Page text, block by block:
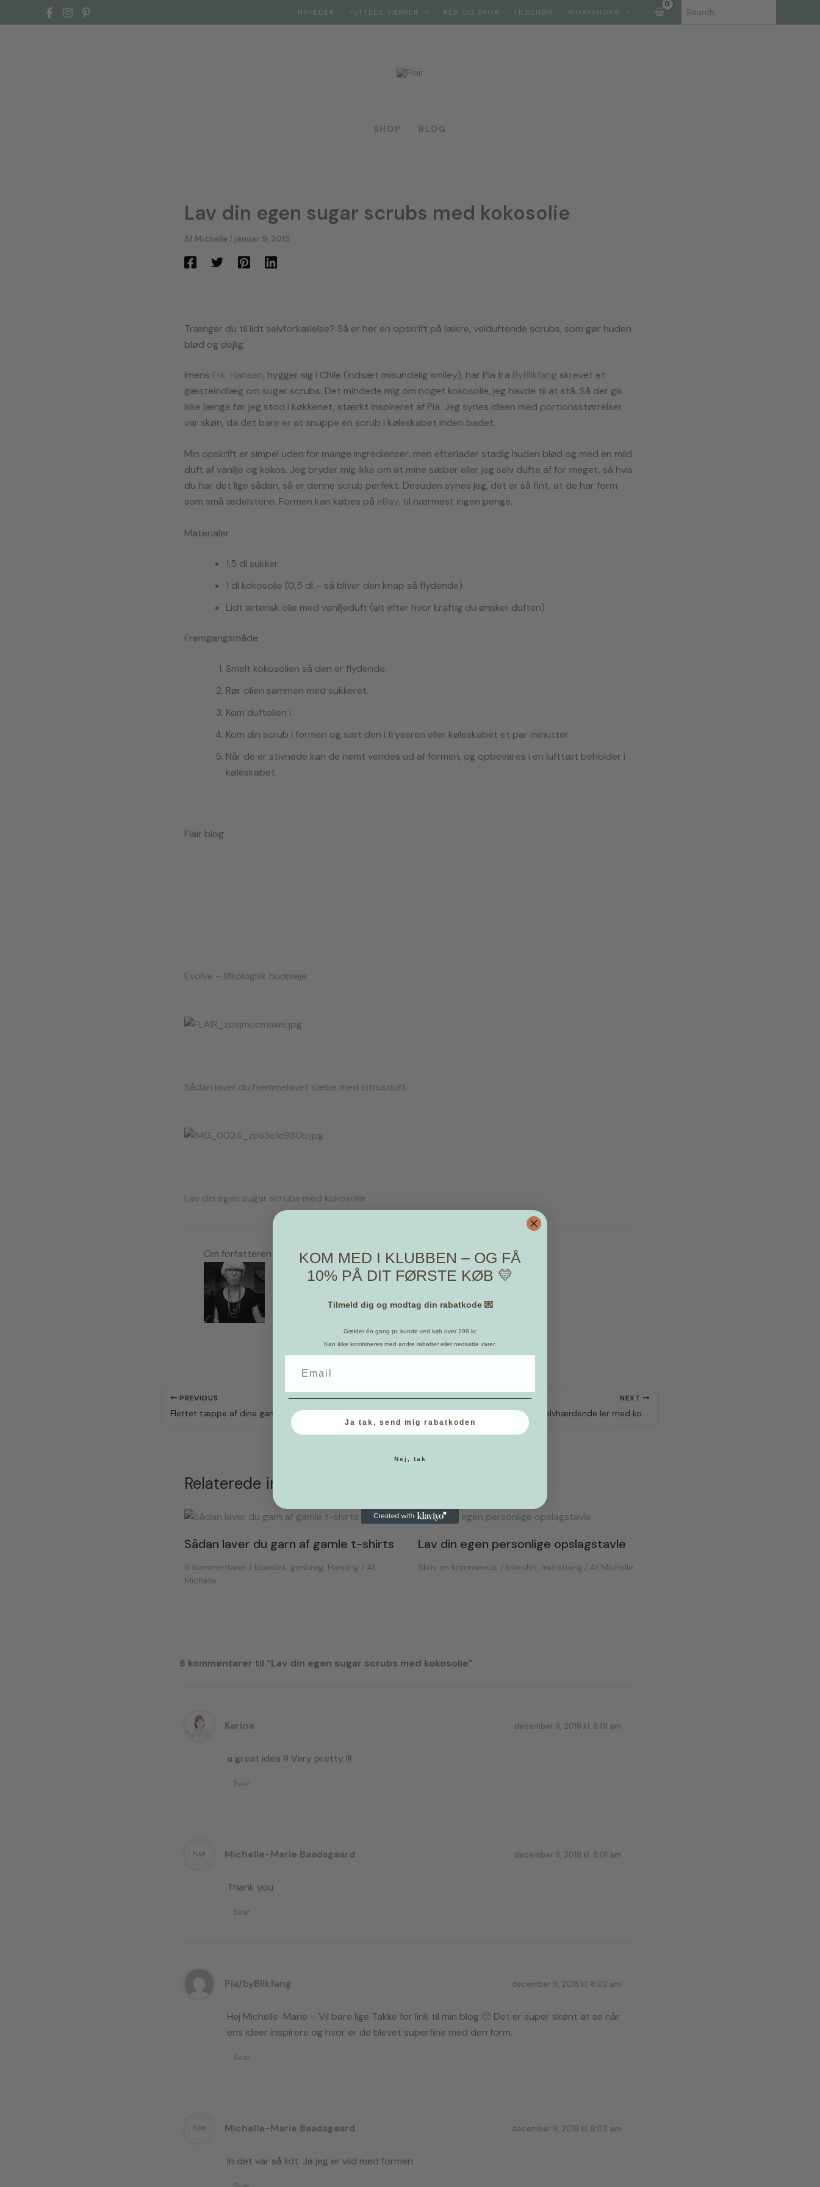
til
NYHEDER TUFTEDE VÆRKER REB OG SNOR TILBEHØR WORKSHOPS
efter:
SHOP BLOG
Lav din egen sugar scrubs med kokosolie
Af Michelle / januar 9, 2015
Trænger du til lidt selvforkælelse? Så er her en opskrift på lækre, velduftende scrubs, som gør huden
blød og dejlig.
Imens Frk. Hansen, hygger sig i Chile (indsæt misundelig smiley), har Pia fra ByBlikfang skrevet et
gæsteindlæg om sugar scrubs. Det mindede mig om noget kokosolie, jeg havde til at stå. Så der gik
ikke længe før jeg stod i køkkenet, stærkt inspireret af Pia. Jeg synes ideen med portionsstørrelser
var skøn, da det bare er at snuppe en scrub i køleskabet inden badet.
Min opskrift er simpel uden for mange ingredienser, men efterlader stadig huden blød og med en mild
duft af vanilje og kokos. Jeg bryder mig ikke om at mine sæber eller jeg selv dufte af for meget, så hvis
du har det lige sådan, så er denne scrub perfekt. Desuden synes jeg, det er så fint, at de har form
som små ædelstene. Formen kan købes på eBay, til nærmest ingen penge.
Materialer
1,5 dl sukker
1 dl kokosolie (0,5 dl – så bliver den knap så flydende)
Lidt æterisk olie med vaniljeduft (alt efter hvor kraftig du ønsker duften)
Fremgangsmåde
Smelt kokosolien så den er flydende.
Rør olien sammen med sukkeret.
Kom duftolien i.
Kom din scrub i formen og sæt den i fryseren eller køleskabet et par minutter
Når de er stivnede kan de nemt vendes ud af formen, og opbevares i en lufttæt beholder i
køleskabet.
Flair blog
Evolve – Økologisk hudpleje
Sådan laver du hjemmelavet sæbe med citrusduft.
Lav din egen sugar scrubs med kokosolie
Om forfatteren
Michelle
PREVIOUS
Flettet tæppe af dine gamle t-shirts – bæredygtigt DIY projekt
NEXT
Små lysestager i selvhærdende ler med kobber.
Relaterede indlæg
Sådan laver du garn af gamle t-shirts
6 kommentarer / blandet, genbrug, Hækling / Af
Michelle
Lav din egen personlige opslagstavle
Skriv en kommentar / blandet, Indretning/ Af Michelle
6 kommentarer til “Lav din egen sugar scrubs med kokosolie”
Karina december 9, 2018 kl. 8:01 am
a great idea !!! Very pretty !!!
Svar
Michelle-Marie Baadsgaard december 9, 2018 kl. 8:01 am
Thank you
Svar
Pia/byBlikfang december 9, 2018 kl. 8:02 am
Hej Michelle-Marie – Vil bare lige Takke for link til min blog 🙂 Det er super skønt at se når
ens ideer inspirere og hvor er de blevet superfine med den form.
Svar
Michelle-Marie Baadsgaard december 9, 2018 kl. 8:02 am
Ih det var så lidt. Ja jeg er vild med formen
KOM MED I KLUBBEN – OG FÅ
10% PÅ DIT FØRSTE KØB 💛
Tilmeld dig og modtag din rabatkode 💌
Gælder én gang pr. kunde ved køb over 299 kr.
Kan ikke kombineres med andre rabatter eller nedsatte varer.
Ja tak, send mig rabatkoden
Nej, tak